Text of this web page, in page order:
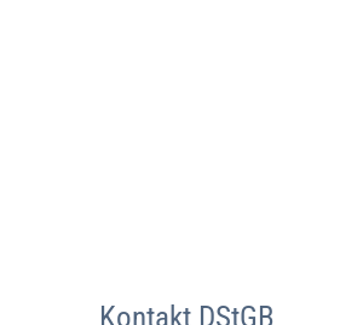
Kontakt DStGB